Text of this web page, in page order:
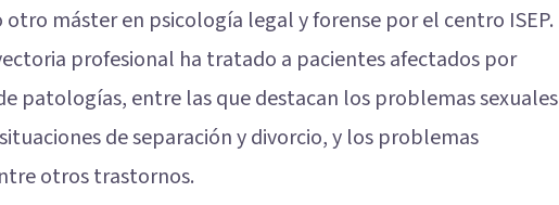
máster en psicología legal y forense por el centro ISEP.
profesional ha tratado a pacientes afectados por
patologías, entre las que destacan los problemas sexuales
de separación y divorcio, y los problemas
otros trastornos.